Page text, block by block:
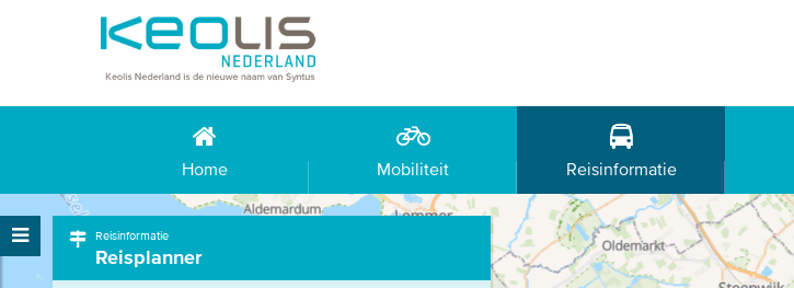
Home Mobiliteit Reisinformatie
Reisinformatie
Reisplanner